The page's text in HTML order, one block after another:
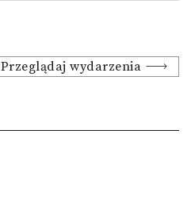
Przeglądaj wydarzenia